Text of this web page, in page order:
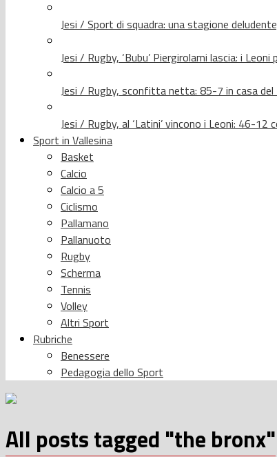
Jesi / Sport di squadra: una stagione
Jesi / Rugby, ‘Bubu’ Piergirolami lascia: i
Jesi / Rugby, sconfitta netta: 85-7 in casa del
Jesi / Rugby, al ‘Latini’ vincono i Leoni: 46-12
Sport in Vallesina
Basket
Calcio
Calcio a 5
Ciclismo
Pallamano
Pallanuoto
Rugby
Scherma
Tennis
Volley
Altri Sport
Rubriche
Benessere
Pedagogia dello Sport
All posts tagged "the bronx"